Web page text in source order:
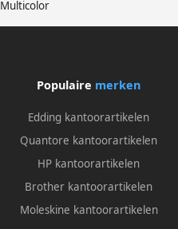
Multicolor
Populaire merken
Edding kantoorartikelen
Quantore kantoorartikelen
HP kantoorartikelen
Brother kantoorartikelen
Moleskine kantoorartikelen